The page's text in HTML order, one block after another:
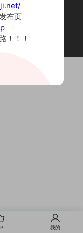
，仅作个人学习使用。
我的
布页
！！！